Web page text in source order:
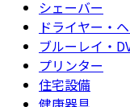
シェーバー
ドライヤー・
ブルーレイ・
プリンター
住宅設備